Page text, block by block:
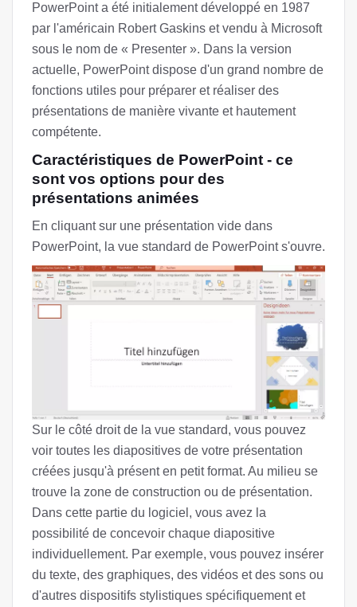
PowerPoint a été initialement développé en 1987
par l'américain Robert Gaskins et vendu à Microsoft
sous le nom de « Presenter ». Dans la version
actuelle, PowerPoint dispose d'un grand nombre de
fonctions utiles pour préparer et réaliser des
présentations de manière vivante et hautement
compétente.
Caractéristiques de PowerPoint - ce
sont vos options pour des
présentations animées
En cliquant sur une présentation vide dans
PowerPoint, la vue standard de PowerPoint s'ouvre.
Sur le côté droit de la vue standard, vous pouvez
voir toutes les diapositives de votre présentation
créées jusqu'à présent en petit format. Au milieu se
trouve la zone de construction ou de présentation.
Dans cette partie du logiciel, vous avez la
possibilité de concevoir chaque diapositive
individuellement. Par exemple, vous pouvez insérer
du texte, des graphiques, des vidéos et des sons ou
d'autres dispositifs stylistiques spécifiquement et